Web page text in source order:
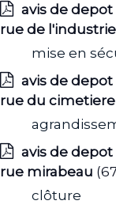
avis de depot
rue de l'industrie
mise en
avis de
rue du cimetiere
avis de
rue mirabeau
clôture